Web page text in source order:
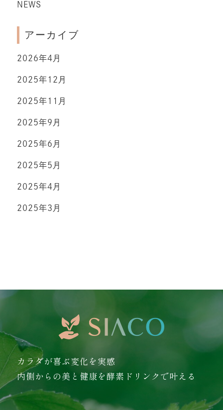
NEWS
アーカイブ
2026年4月
2025年12月
2025年11月
2025年9月
2025年6月
2025年5月
2025年4月
2025年3月
カラダが喜ぶ変化を実感
内側からの美と健康を酵素ドリンクで叶える